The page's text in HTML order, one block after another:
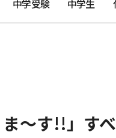
中学受験 中学生
ま～す!!」す